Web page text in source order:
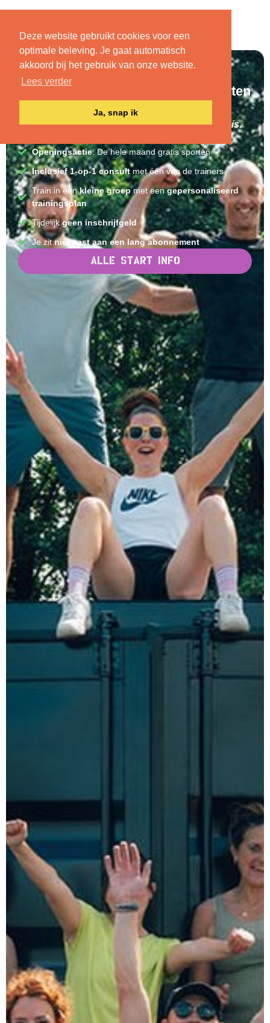
Deze website gebruikt cookies voor een
optimale beleving. Je gaat automatisch
akkoord bij het gebruik van onze website.
Lees verder
Ja, snap ik
NIEUW IN ROSMALEN!
Openingsactie: 1 hele maand sporten
voor €5
Ontdek hoe lekker sporten in de buitenlucht is.
Openingsactie: De hele maand gratis sporten
Inclusief 1-op-1 consultmet één van de trainers
Train in eenkleine groepmet eengepersonaliseerd
trainingsplan
Tijdelijkgeen inschrijfgeld
Je zitniet vast aan een lang abonnement
Alle start info